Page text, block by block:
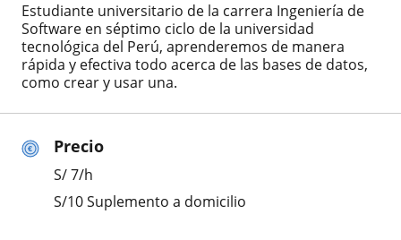
Precio
S/7/h
S/10 Suplemento a domicilio
Estudiante universitario de la carrera Ingeniería de
Software en séptimo ciclo de la universidad
tecnológica del Perú, aprenderemos de manera
rápida y efectiva todo acerca de las bases de datos,
como crear y usar una.